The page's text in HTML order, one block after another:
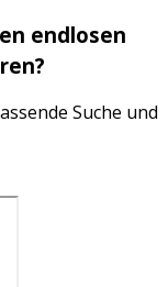
endlosen
Suche und